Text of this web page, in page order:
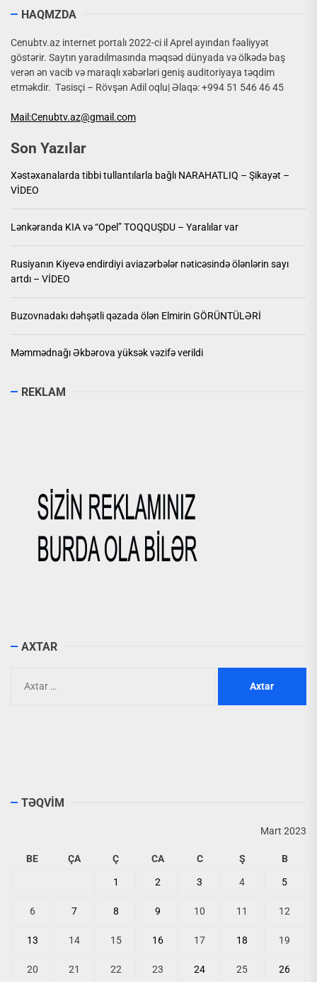
HAQMZDA
Cenubtv.az internet portalı 2022-ci il Aprel ayından fəaliyyət
göstərir. Saytın yaradılmasında məqsəd dünyada və ölkədə baş
verən ən vacib və maraqlı xəbərləri geniş auditoriyaya təqdim
etməkdir. Təsisçi – Rövşən Adil oqlu| Əlaqə: +994 51 546 46 45
Mail:Cenubtv.az@gmail.com
Son Yazılar
Xəstəxanalarda tibbi tullantılarla bağlı NARAHATLIQ – Şikayət –
VİDEO
Lənkəranda KIA və “Opel” TOQQUŞDU – Yaralılar var
Rusiyanın Kiyevə endirdiyi aviazərbələr nəticəsində ölənlərin sayı
artdı – VİDEO
Buzovnadakı dəhşətli qəzada ölən Elmirin GÖRÜNTÜLƏRİ
Məmmədnağı Əkbərova yüksək vəzifə verildi
REKLAM
AXTAR
TƏQVİM
Mart 2023
BE ÇA Ç CA C Ş B
1 2 3 4 5
6 7 8 9 10 11 12
13 14 15 16 17 18 19
20 21 22 23 24 25 26